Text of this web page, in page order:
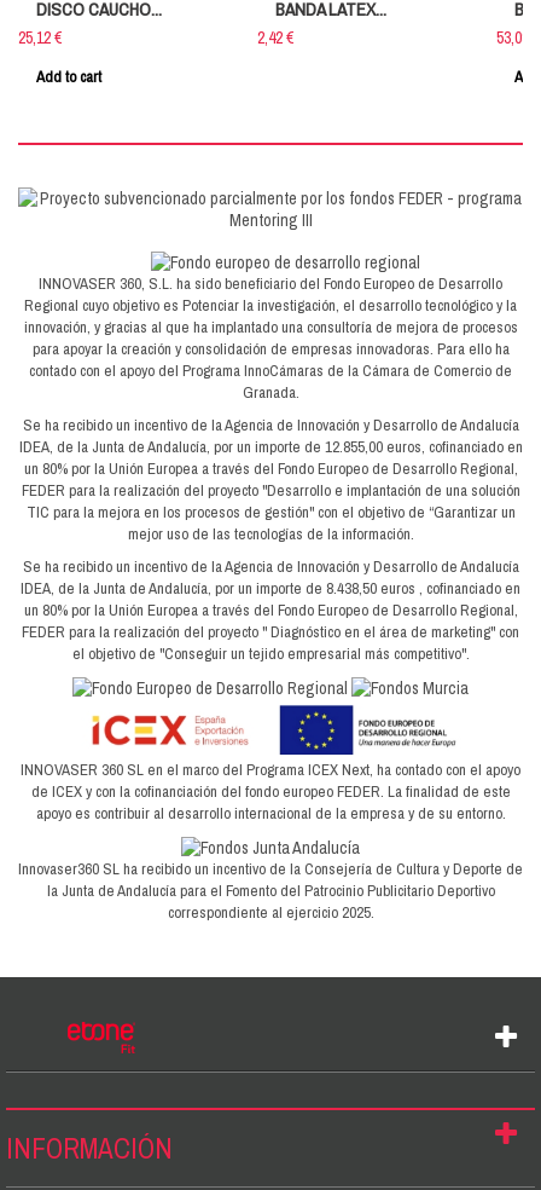
DISCO CAUCHO...
25,12 €
Add to cart
BANDA LATEX...
2,42 € 53,09 €
INNOVASER 360, S.L. ha sido beneficiario del Fondo Europeo de Desarrollo
Regional cuyo objetivo es Potenciar la investigación, el desarrollo tecnológico y la
innovación, y gracias al que ha implantado una consultoría de mejora de procesos
para apoyar la creación y consolidación de empresas innovadoras. Para ello ha
contado con el apoyo del Programa InnoCámaras de la Cámara de Comercio de
Granada.
Se ha recibido un incentivo de la Agencia de Innovación y Desarrollo de Andalucía
IDEA, de la Junta de Andalucía, por un importe de 12.855,00 euros, cofinanciado en
un 80% por la Unión Europea a través del Fondo Europeo de Desarrollo Regional,
FEDER para la realización del proyecto "Desarrollo e implantación de una solución
TIC para la mejora en los procesos de gestión" con el objetivo de “Garantizar un
mejor uso de las tecnologías de la información.
Se ha recibido un incentivo de la Agencia de Innovación y Desarrollo de Andalucía
IDEA, de la Junta de Andalucía, por un importe de 8.438,50 euros , cofinanciado en
un 80% por la Unión Europea a través del Fondo Europeo de Desarrollo Regional,
FEDER para la realización del proyecto " Diagnóstico en el área de marketing" con
el objetivo de "Conseguir un tejido empresarial más competitivo".
INNOVASER 360 SL en el marco del Programa ICEX Next, ha contado con el apoyo
de ICEX y con la cofinanciación del fondo europeo FEDER. La finalidad de este
apoyo es contribuir al desarrollo internacional de la empresa y de su entorno.
Innovaser360 SL ha recibido un incentivo de la Consejería de Cultura y Deporte de
la Junta de Andalucía para el Fomento del Patrocinio Publicitario Deportivo
correspondiente al ejercicio 2025.
INFORMACIÓN